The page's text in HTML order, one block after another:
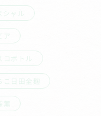
ャル
コボトル
こ日田全麹
薫